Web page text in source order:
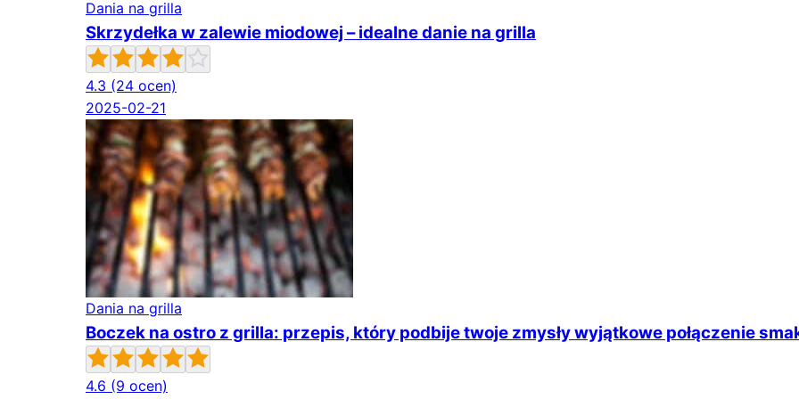
Dania na grilla
Skrzydełka w zalewie miodowej – idealne danie na grilla
4.3 (24 ocen)
2025-02-21
Dania na grilla
Boczek na ostro z grilla: przepis, który podbije twoje zmysły wyjątkowe połączenie
4.6 (9 ocen)